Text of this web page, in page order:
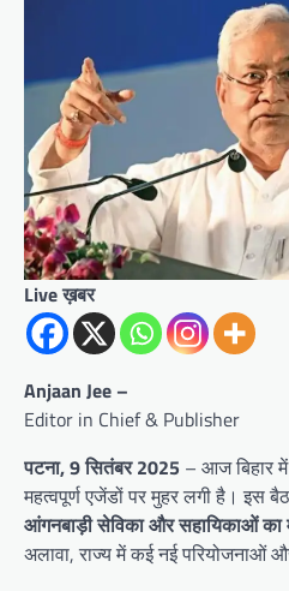
Live ख़बर
Anjaan Jee –
Editor in Chief & Publisher
पटना, 9 सितंबर 2025 – आज बिहार
महत्वपूर्ण एजेंडों पर मुहर लगी है। इस
आंगनबाड़ी सेविका और सहायिकाओं का
अलावा, राज्य में कई नई परियोजनाओं